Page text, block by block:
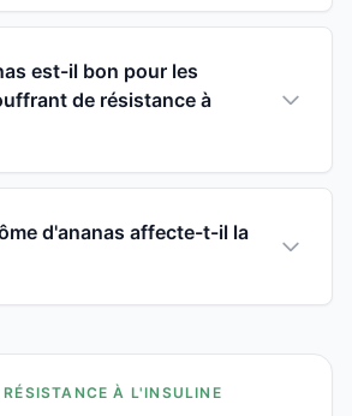
est-il bon pour les
de résistance à
d'ananas affecte-t-il la
RÉSISTANCE À L'INSULINE